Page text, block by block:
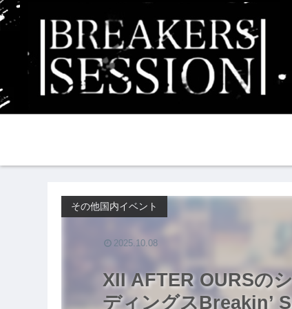
XII AFTER OURSの
ディングスBreakin’
その他国内イベント
2025.10.08